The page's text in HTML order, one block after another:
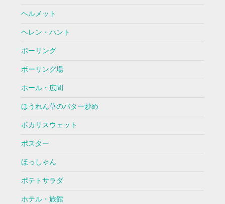
ヘルメット
ヘレン・ハント
ボーリング
ボーリング場
ホール・広間
ほうれん草のバター炒め
ポカリスウェット
ポスター
ほっしゃん
ポテトサラダ
ホテル・旅館